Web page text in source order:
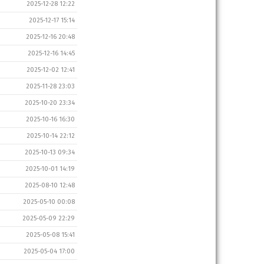
2025-12-28 12:22
2025-12-17 15:14
2025-12-16 20:48
2025-12-16 14:45
2025-12-02 12:41
2025-11-28 23:03
2025-10-20 23:34
2025-10-16 16:30
2025-10-14 22:12
2025-10-13 09:34
2025-10-01 14:19
2025-08-10 12:48
2025-05-10 00:08
2025-05-09 22:29
2025-05-08 15:41
2025-05-04 17:00